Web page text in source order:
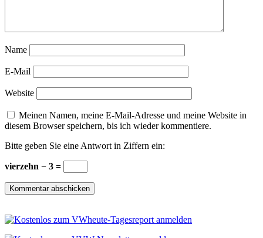
Name
E-Mail
Website
Meinen Namen, meine E-Mail-Adresse und meine Website in
diesem Browser speichern, bis ich wieder kommentiere.
Bitte geben Sie eine Antwort in Ziffern ein:
vierzehn − 3 =